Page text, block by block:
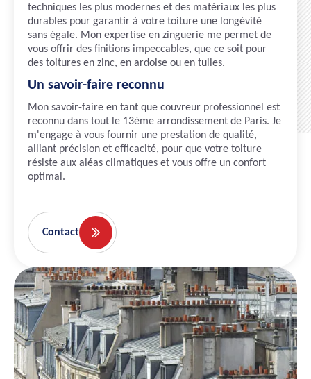
techniques les plus modernes et des matériaux les plus
durables pour garantir à votre toiture une longévité
sans égale. Mon expertise en zinguerie me permet de
vous offrir des finitions impeccables, que ce soit pour
des toitures en zinc, en ardoise ou en tuiles.
Un savoir-faire reconnu
Mon savoir-faire en tant que couvreur professionnel est
reconnu dans tout le 13ème arrondissement de Paris. Je
m'engage à vous fournir une prestation de qualité,
alliant précision et efficacité, pour que votre toiture
résiste aux aléas climatiques et vous offre un confort
optimal.
Contact